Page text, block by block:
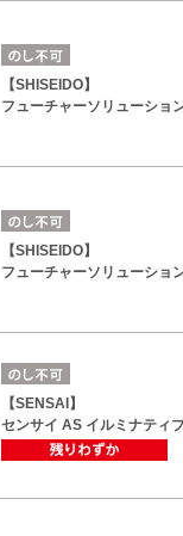
【SHISEIDO】
フューチャーソリューショ
【SHISEIDO】
フューチャーソリューショ
【SENSAI】
センサイ AS イルミナティ